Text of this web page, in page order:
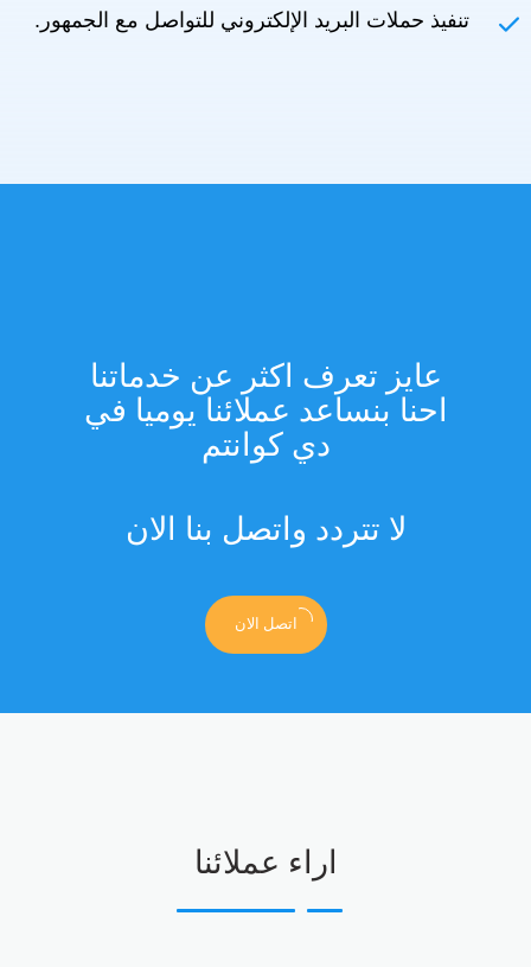
تنفيذ حملات البريد الإلكتروني للتواصل مع الجمهور.
عايز تعرف اكثر عن خدماتنا
احنا بنساعد عملائنا يوميا في
دي كوانتم
لا تتردد واتصل بنا الان
اتصل الان
اراء عملائنا